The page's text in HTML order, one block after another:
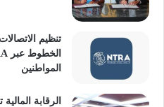
تنظيم
المواطنين
الرقابة